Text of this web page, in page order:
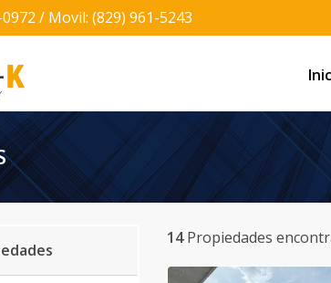
/ Movil: (829) 961-5243
14 Propiedades